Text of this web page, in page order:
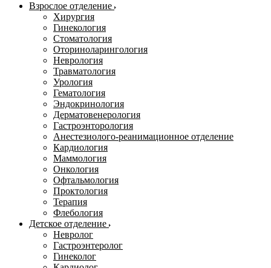
Взрослое отделение
Хирургия
Гинекология
Стоматология
Оториноларингология
Неврология
Травматология
Урология
Гематология
Эндокринология
Дерматовенерология
Гастроэнторология
Анестезиолого-реанимационное отделение
Кардиология
Маммология
Онкология
Офтальмология
Проктология
Терапия
Флебология
Детское отделение
Невролог
Гастроэнтеролог
Гинеколог